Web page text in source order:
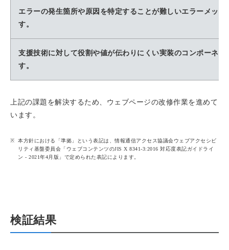
エラーの発生箇所や原因を特定することが難しいエラーメッセ
す。
支援技術に対して役割や値が伝わりにくい実装のコンポーネン
す。
上記の課題を解決するため、ウェブページの改修作業を進めて
います。
本方針における「準拠」という表記は、情報通信アクセス協議会ウェブアクセシビ
リティ基盤委員会「ウェブコンテンツのJIS X 8341-3:2016 対応度表記ガイドライ
ン - 2021年4月版」で定められた表記によります。
検証結果